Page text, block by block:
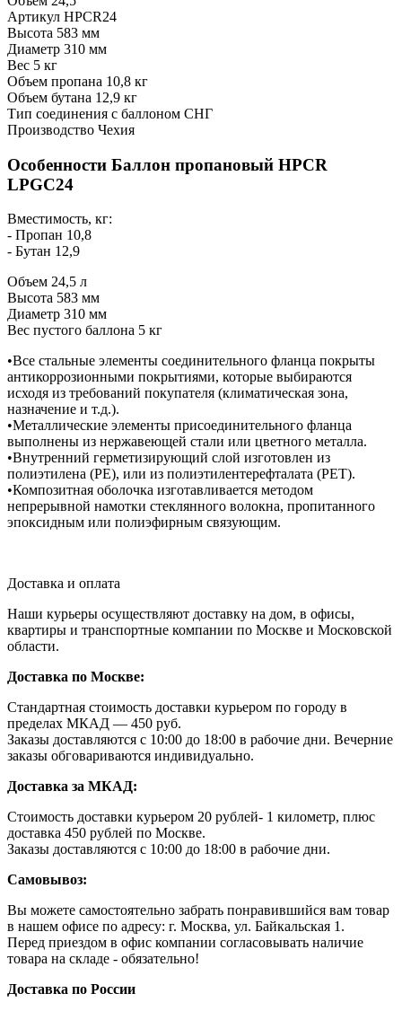
Артикул HPCR24
Высота 583 мм
Диаметр 310 мм
Вес 5 кг
Объем пропана 10,8 кг
Объем бутана 12,9 кг
Тип соединения с баллоном СНГ
Производство Чехия
Особенности Баллон пропановый HPCR
LPGC24
Вместимость, кг:
- Пропан 10,8
- Бутан 12,9
Объем 24,5 л
Высота 583 мм
Диаметр 310 мм
Вес пустого баллона 5 кг
•Все стальные элементы соединительного фланца покрыты
антикоррозионными покрытиями, которые выбираются
исходя из требований покупателя (климатическая зона,
назначение и т.д.).
•Металлические элементы присоединительного фланца
выполнены из нержавеющей стали или цветного металла.
•Внутренний герметизирующий слой изготовлен из
полиэтилена (PE), или из полиэтилентерефталата (PET).
•Композитная оболочка изготавливается методом
непрерывной намотки стеклянного волокна, пропитанного
эпоксидным или полиэфирным связующим.
Доставка и оплата
Наши курьеры осуществляют доставку на дом, в офисы,
квартиры и транспортные компании по Москве и Московской
области.
Доставка по Москве:
Стандартная стоимость доставки курьером по городу в
пределах МКАД — 450 руб.
Заказы доставляются с 10:00 до 18:00 в рабочие дни. Вечерние
заказы обговариваются индивидуально.
Доставка за МКАД:
Стоимость доставки курьером 20 рублей- 1 километр, плюс
доставка 450 рублей по Москве.
Заказы доставляются с 10:00 до 18:00 в рабочие дни.
Самовывоз:
Вы можете самостоятельно забрать понравившийся вам товар
в нашем офисе по адресу: г. Москва, ул. Байкальская 1.
Перед приездом в офис компании согласовывать наличие
товара на складе - обязательно!
Доставка по России